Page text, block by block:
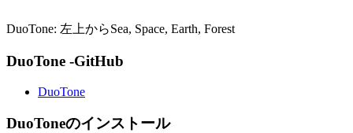
DuoTone: 左上からSea, Space, Earth, Forest
DuoTone -GitHub
DuoTone
DuoToneのインストール